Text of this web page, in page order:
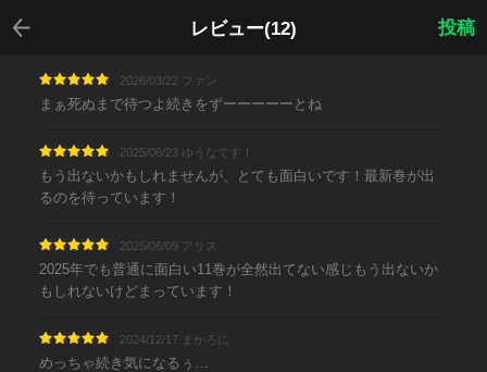
レビュー(12)
戻る
投稿
2026/03/22 ファン
まぁ死ぬまで待つよ続きをずーーーーーとね
2025/06/23 ゆうなです！
もう出ないかもしれませんが、とても面白いです！最新巻が出
るのを待っています！
2025/06/09 アリス
2025年でも普通に面白い11巻が全然出てない感じもう出ないか
もしれないけどまっています！
2024/12/17 まかろに
めっちゃ続き気になるぅ…